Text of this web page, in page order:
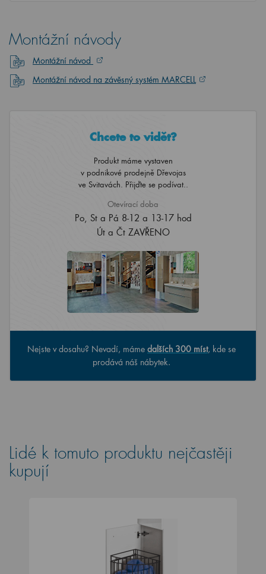
Montážní návody
Montážní návod
Montážní návod na závěsný systém MARCELL
Chcete to vidět?
Produkt máme vystaven
v podnikové prodejně Dřevojas
ve Svitavách. Přijďte se podívat..
Otevírací doba
Po, St a Pá 8-12 a 13-17 hod
Út a Čt ZAVŘENO
Nejste v dosahu? Nevadí, máme dalších 300 míst, kde se
prodává náš nábytek.
Lidé k tomuto produktu nejčastěji
kupují